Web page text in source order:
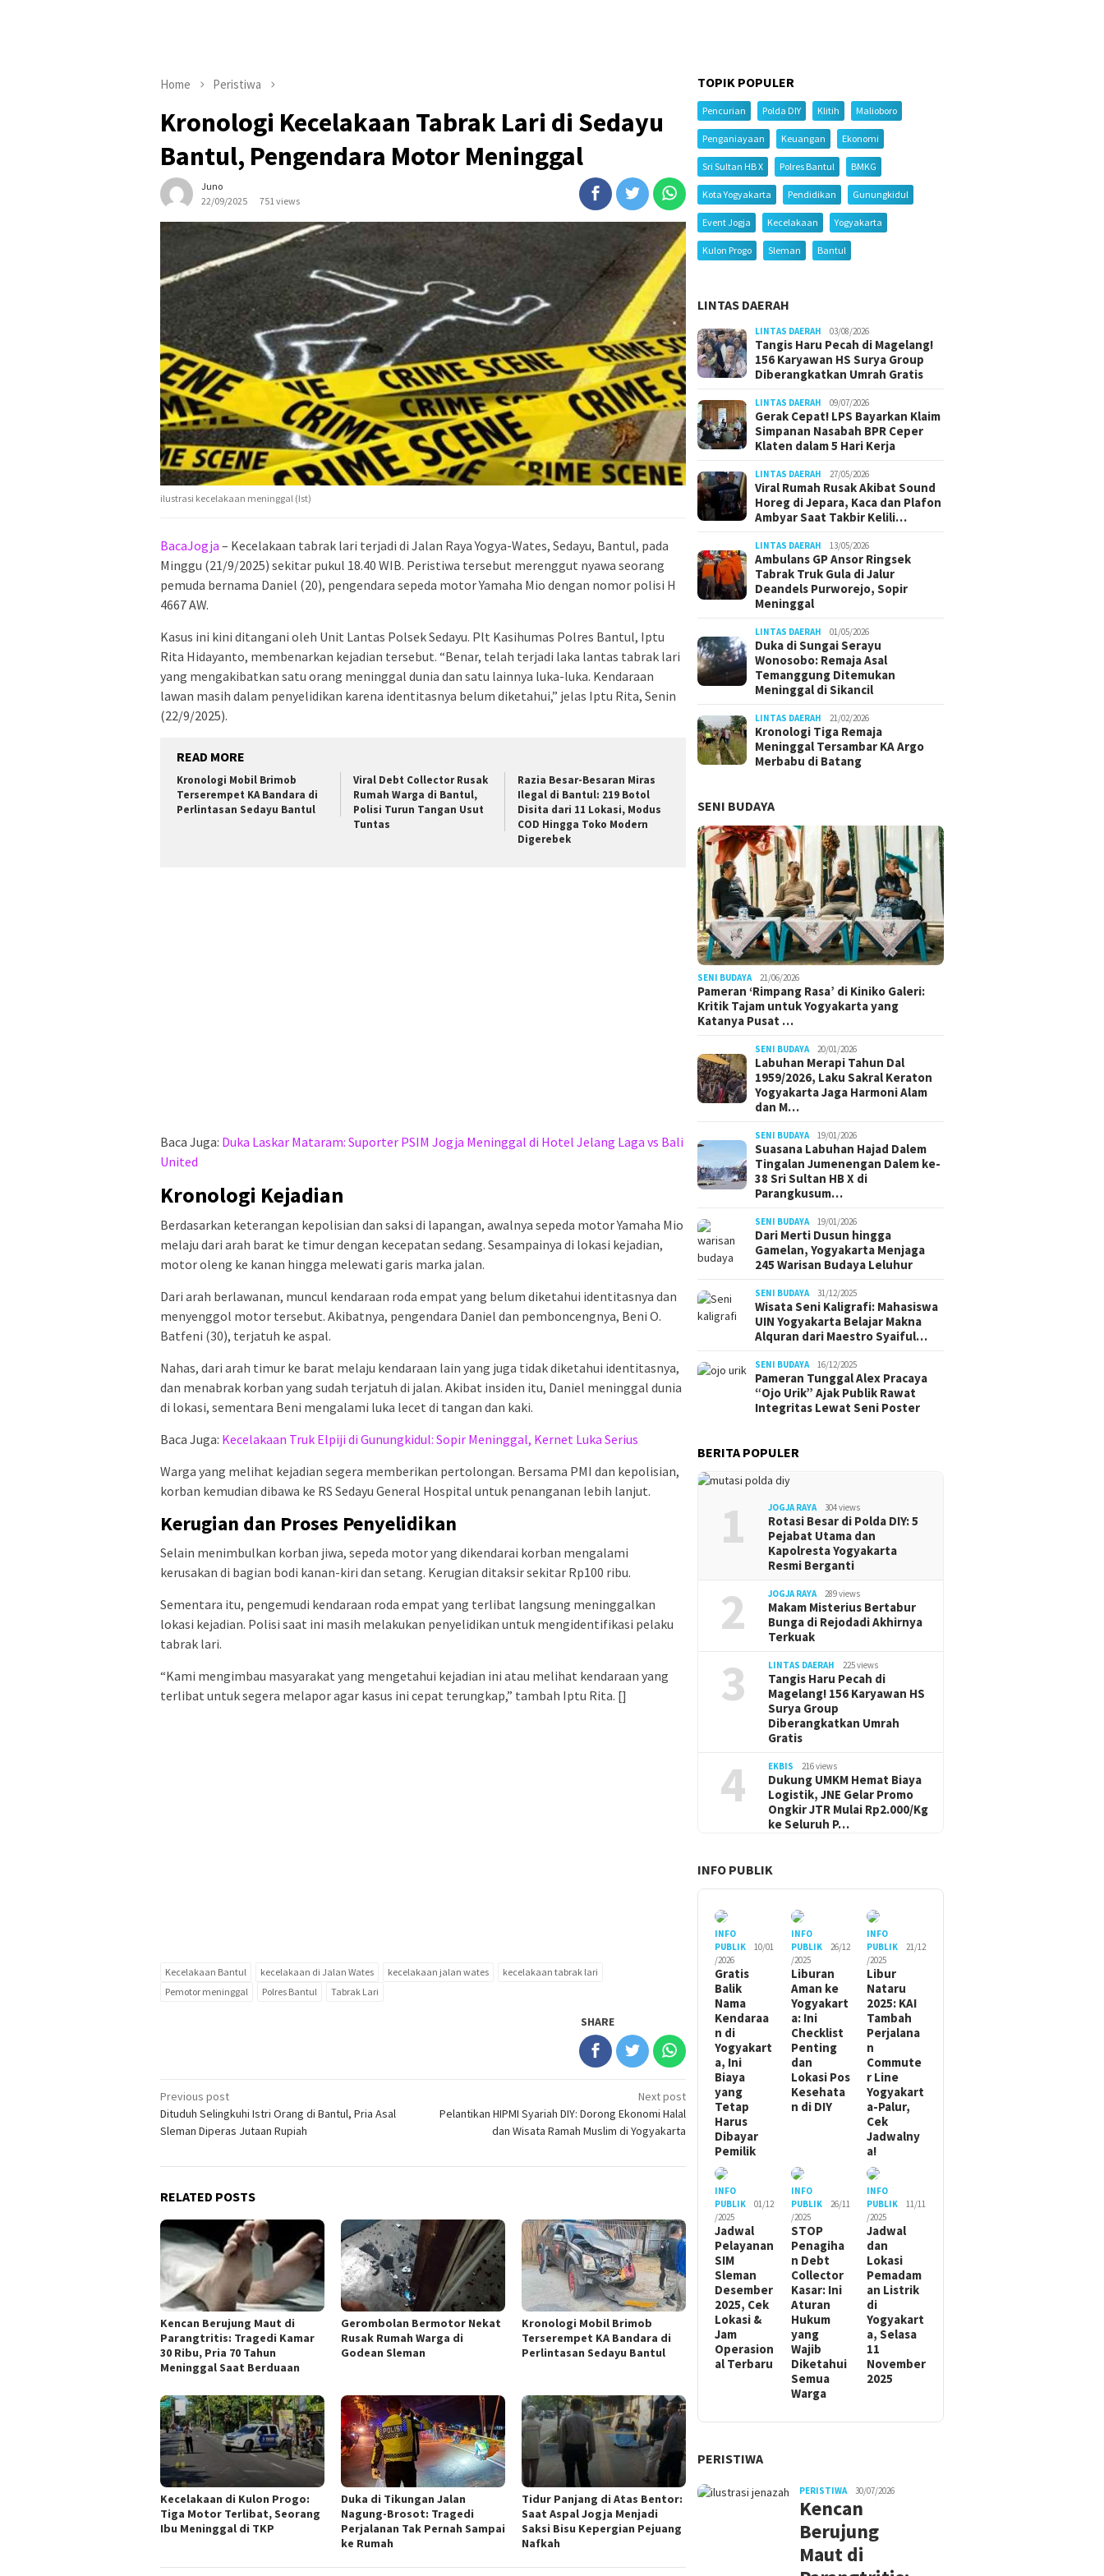
Home Peristiwa
Kronologi Kecelakaan Tabrak Lari di Sedayu
Bantul, Pengendara Motor Meninggal
Juno
22/09/2025
751 views
ilustrasi kecelakaan meninggal (Ist)
BacaJogja – Kecelakaan tabrak lari terjadi di Jalan Raya Yogya-Wates, Sedayu, Bantul, pada
Minggu (21/9/2025) sekitar pukul 18.40 WIB. Peristiwa tersebut merenggut nyawa seorang
pemuda bernama Daniel (20), pengendara sepeda motor Yamaha Mio dengan nomor polisi H
4667 AW.
Kasus ini kini ditangani oleh Unit Lantas Polsek Sedayu. Plt Kasihumas Polres Bantul, Iptu
Rita Hidayanto, membenarkan kejadian tersebut. “Benar, telah terjadi laka lantas tabrak lari
yang mengakibatkan satu orang meninggal dunia dan satu lainnya luka-luka. Kendaraan
lawan masih dalam penyelidikan karena identitasnya belum diketahui,” jelas Iptu Rita, Senin
(22/9/2025).
READ MORE
Kronologi Mobil Brimob
Terserempet KA Bandara di
Perlintasan Sedayu Bantul
Viral Debt Collector Rusak
Rumah Warga di Bantul,
Polisi Turun Tangan Usut
Tuntas
Razia Besar-Besaran Miras
Ilegal di Bantul: 219 Botol
Disita dari 11 Lokasi, Modus
COD Hingga Toko Modern
Digerebek
Baca Juga: Duka Laskar Mataram: Suporter PSIM Jogja Meninggal di Hotel Jelang Laga vs Bali
United
Kronologi Kejadian
Berdasarkan keterangan kepolisian dan saksi di lapangan, awalnya sepeda motor Yamaha Mio
melaju dari arah barat ke timur dengan kecepatan sedang. Sesampainya di lokasi kejadian,
motor oleng ke kanan hingga melewati garis marka jalan.
Dari arah berlawanan, muncul kendaraan roda empat yang belum diketahui identitasnya dan
menyenggol motor tersebut. Akibatnya, pengendara Daniel dan pemboncengnya, Beni O.
Batfeni (30), terjatuh ke aspal.
Nahas, dari arah timur ke barat melaju kendaraan lain yang juga tidak diketahui identitasnya,
dan menabrak korban yang sudah terjatuh di jalan. Akibat insiden itu, Daniel meninggal dunia
di lokasi, sementara Beni mengalami luka lecet di tangan dan kaki.
Baca Juga: Kecelakaan Truk Elpiji di Gunungkidul: Sopir Meninggal, Kernet Luka Serius
Warga yang melihat kejadian segera memberikan pertolongan. Bersama PMI dan kepolisian,
korban kemudian dibawa ke RS Sedayu General Hospital untuk penanganan lebih lanjut.
Kerugian dan Proses Penyelidikan
Selain menimbulkan korban jiwa, sepeda motor yang dikendarai korban mengalami
kerusakan di bagian bodi kanan-kiri dan setang. Kerugian ditaksir sekitar Rp100 ribu.
Sementara itu, pengemudi kendaraan roda empat yang terlibat langsung meninggalkan
lokasi kejadian. Polisi saat ini masih melakukan penyelidikan untuk mengidentifikasi pelaku
tabrak lari.
“Kami mengimbau masyarakat yang mengetahui kejadian ini atau melihat kendaraan yang
terlibat untuk segera melapor agar kasus ini cepat terungkap,” tambah Iptu Rita. []
Kecelakaan Bantul kecelakaan di Jalan Wates kecelakaan jalan wates
kecelakaan tabrak lari
Pemotor meninggal
Polres Bantul Tabrak Lari
SHARE
Post
navigation
Previous post
Dituduh Selingkuhi Istri Orang di Bantul, Pria Asal
Sleman Diperas Jutaan Rupiah
Next post
Pelantikan HIPMI Syariah DIY: Dorong Ekonomi Halal
dan Wisata Ramah Muslim di Yogyakarta
RELATED POSTS
Kencan Berujung Maut di
Parangtritis: Tragedi Kamar
30 Ribu, Pria 70 Tahun
Meninggal Saat Berduaan
Gerombolan Bermotor Nekat
Rusak Rumah Warga di
Godean Sleman
Kronologi Mobil Brimob
Terserempet KA Bandara di
Perlintasan Sedayu Bantul
Kecelakaan di Kulon Progo:
Tiga Motor Terlibat, Seorang
Ibu Meninggal di TKP
Duka di Tikungan Jalan
Nagung-Brosot: Tragedi
Perjalanan Tak Pernah Sampai
ke Rumah
Tidur Panjang di Atas Bentor:
Saat Aspal Jogja Menjadi
Saksi Bisu Kepergian Pejuang
Nafkah
TOPIK POPULER
Pencurian Polda DIY Klitih Malioboro
Penganiayaan Keuangan Ekonomi
Sri Sultan HB X Polres Bantul BMKG
Kota Yogyakarta Pendidikan Gunungkidul
Event Jogja Kecelakaan Yogyakarta
Kulon Progo Sleman Bantul
LINTAS DAERAH
LINTAS DAERAH 03/08/2026
Tangis Haru Pecah di Magelang!
156 Karyawan HS Surya Group
Diberangkatkan Umrah Gratis
LINTAS DAERAH 09/07/2026
Gerak Cepat! LPS Bayarkan Klaim
Simpanan Nasabah BPR Ceper
Klaten dalam 5 Hari Kerja
LINTAS DAERAH 27/05/2026
Viral Rumah Rusak Akibat Sound
Horeg di Jepara, Kaca dan Plafon
Ambyar Saat Takbir Kelili…
LINTAS DAERAH 13/05/2026
Ambulans GP Ansor Ringsek
Tabrak Truk Gula di Jalur
Deandels Purworejo, Sopir
Meninggal
LINTAS DAERAH 01/05/2026
Duka di Sungai Serayu
Wonosobo: Remaja Asal
Temanggung Ditemukan
Meninggal di Sikancil
LINTAS DAERAH 21/02/2026
Kronologi Tiga Remaja
Meninggal Tersambar KA Argo
Merbabu di Batang
SENI BUDAYA
SENI BUDAYA 21/06/2026
Pameran ‘Rimpang Rasa’ di Kiniko Galeri:
Kritik Tajam untuk Yogyakarta yang
Katanya Pusat …
SENI BUDAYA 20/01/2026
Labuhan Merapi Tahun Dal
1959/2026, Laku Sakral Keraton
Yogyakarta Jaga Harmoni Alam
dan M…
SENI BUDAYA 19/01/2026
Suasana Labuhan Hajad Dalem
Tingalan Jumenengan Dalem ke-
38 Sri Sultan HB X di
Parangkusum…
SENI BUDAYA 19/01/2026
Dari Merti Dusun hingga
Gamelan, Yogyakarta Menjaga
245 Warisan Budaya Leluhur
SENI BUDAYA 31/12/2025
Wisata Seni Kaligrafi: Mahasiswa
UIN Yogyakarta Belajar Makna
Alquran dari Maestro Syaiful…
SENI BUDAYA 16/12/2025
Pameran Tunggal Alex Pracaya
“Ojo Urik” Ajak Publik Rawat
Integritas Lewat Seni Poster
BERITA POPULER
1 JOGJA RAYA 304 views
Rotasi Besar di Polda DIY: 5
Pejabat Utama dan
Kapolresta Yogyakarta
Resmi Berganti
2 JOGJA RAYA 289 views
Makam Misterius Bertabur
Bunga di Rejodadi Akhirnya
Terkuak
3 LINTAS DAERAH 225 views
Tangis Haru Pecah di
Magelang! 156 Karyawan HS
Surya Group
Diberangkatkan Umrah
Gratis
4 EKBIS 216 views
Dukung UMKM Hemat Biaya
Logistik, JNE Gelar Promo
Ongkir JTR Mulai Rp2.000/Kg
ke Seluruh P…
INFO PUBLIK
INFO
PUBLIK
10/01
/2026
Gratis
Balik
Nama
Kendaraa
n di
Yogyakart
a, Ini
Biaya
yang
Tetap
Harus
Dibayar
Pemilik
INFO
PUBLIK
26/12
/2025
Liburan
Aman ke
Yogyakart
a: Ini
Checklist
Penting
dan
Lokasi Pos
Kesehata
n di DIY
INFO
PUBLIK
21/12
/2025
Libur
Nataru
2025: KAI
Tambah
Perjalana
n
Commute
r Line
Yogyakart
a-Palur,
Cek
Jadwalny
a!
INFO
PUBLIK
01/12
/2025
Jadwal
Pelayanan
SIM
Sleman
Desember
2025, Cek
Lokasi &
Jam
Operasion
al Terbaru
INFO
PUBLIK
26/11
/2025
STOP
Penagiha
n Debt
Collector
Kasar: Ini
Aturan
Hukum
yang
Wajib
Diketahui
Semua
Warga
INFO
PUBLIK
11/11
/2025
Jadwal
dan
Lokasi
Pemadam
an Listrik
di
Yogyakart
a, Selasa
11
November
2025
PERISTIWA
PERISTIWA 30/07/2026
Kencan
Berujung
Maut di